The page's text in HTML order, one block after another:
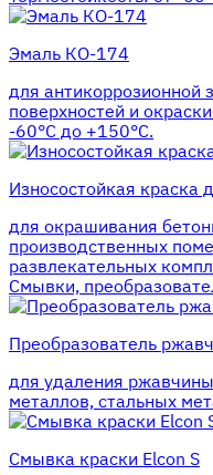
Эмаль КО-174
для антикоррозионной
поверхностей и
-60°С до +150°С.
Износостойкая краска
для окрашивания
производственных
развлекательных
Смывки,
Преобразователь
для удаления
металлов, стальных
Смывка краски Elcon S